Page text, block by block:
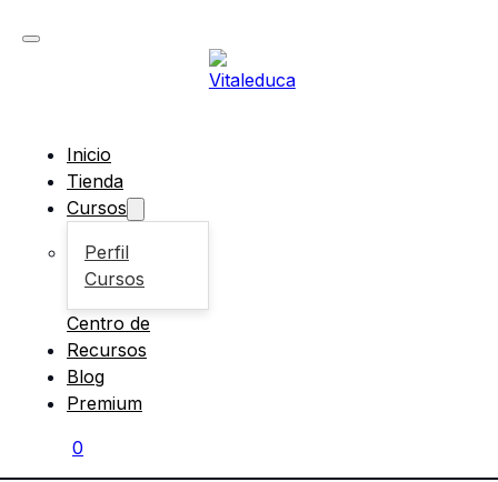
Inicio
Tienda
Cursos
Perfil
Cursos
Centro de
Recursos
Blog
Premium
0